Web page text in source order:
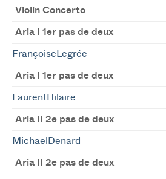
Violin Concerto
Aria I 1er pas de deux
FrançoiseLegrée
Aria I 1er pas de deux
LaurentHilaire
Aria II 2e pas de deux
MichaëlDenard
Aria II 2e pas de deux